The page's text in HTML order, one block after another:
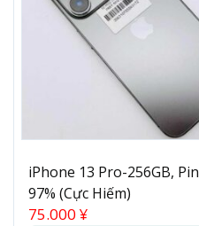
iPhone 13 Pro-256GB, Pin
97% (Cực Hiếm)
75.000 ¥